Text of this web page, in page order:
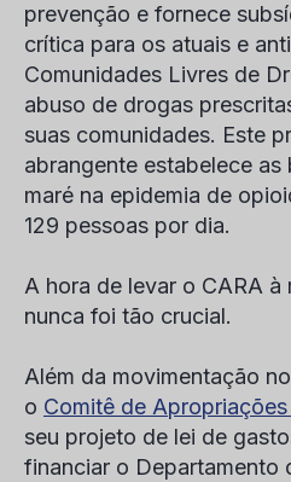
prevenção e fornece
crítica para os atuais e
Comunidades Livres de
abuso de drogas
suas comunidades. Este
abrangente estabelece as
maré na epidemia de
129 pessoas por dia.
A hora de levar o CARA à
nunca foi tão crucial.
Além da movimentação
o Comitê de Apropriações
seu projeto de lei de
financiar o Departamento